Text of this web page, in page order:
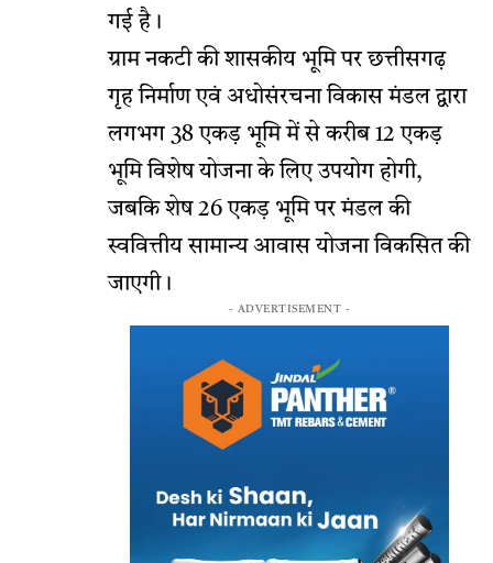
गई है।
ग्राम नकटी की शासकीय भूमि पर छत्तीसगढ़
गृह निर्माण एवं अधोसंरचना विकास मंडल द्वारा
लगभग 38 एकड़ भूमि में से करीब 12 एकड़
भूमि विशेष योजना के लिए उपयोग होगी,
जबकि शेष 26 एकड़ भूमि पर मंडल की
स्ववित्तीय सामान्य आवास योजना विकसित की
जाएगी।
- ADVERTISEMENT -